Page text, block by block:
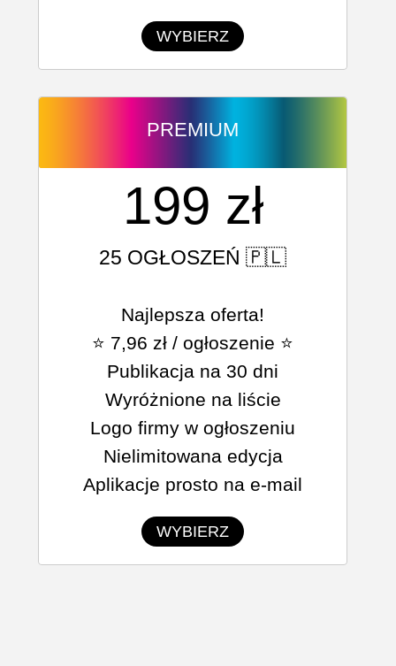
WYBIERZ
PREMIUM
Najlepsza oferta!
⭐ 7,96 zł / ogłoszenie ⭐
Publikacja na 30 dni
Wyróżnione na liście
Logo firmy w ogłoszeniu
Nielimitowana edycja
Aplikacje prosto na e-mail
WYBIERZ
199 zł
25 OGŁOSZEŃ 🇵🇱